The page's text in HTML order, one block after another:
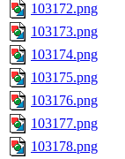
103172.png
103173.png
103174.png
103175.png
103176.png
103177.png
103178.png